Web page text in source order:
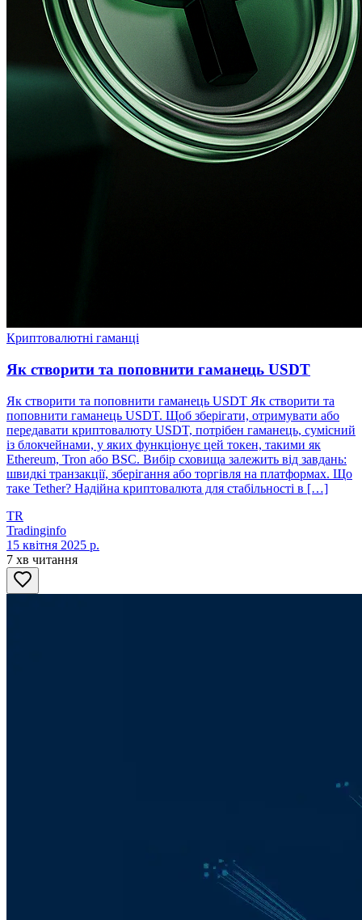
Криптовалютні гаманці
Як створити та поповнити гаманець USDT
Як створити та поповнити гаманець USDT Як створити та
поповнити гаманець USDT. Щоб зберігати, отримувати або
передавати криптовалюту USDT, потрібен гаманець, сумісний
із блокчейнами, у яких функціонує цей токен, такими як
Ethereum, Tron або BSC. Вибір сховища залежить від завдань:
швидкі транзакції, зберігання або торгівля на платформах. Що
таке Tether? Надійна криптовалюта для стабільності в […]
TR
Tradinginfo
15 квітня 2025 р.
7 хв читання